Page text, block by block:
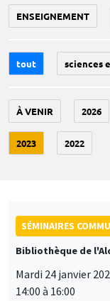
ENSEIGNEMENT
tout sciences
À VENIR 2026
2023 2022
SÉMINAIRES
Bibliothèque de
Mardi 24 janvier
14:00 à 16:00